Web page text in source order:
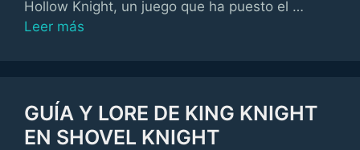
Hollow Knight, un juego que ha puesto el …
Leer más
GUÍA Y LORE DE KING KNIGHT
EN SHOVEL KNIGHT